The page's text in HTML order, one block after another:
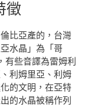
徵
比亞產的，台灣
水晶」為「哥
有些音譯為雷姆利
利姆里亞、利姆
的文明，在亞特
的水晶被稱作列